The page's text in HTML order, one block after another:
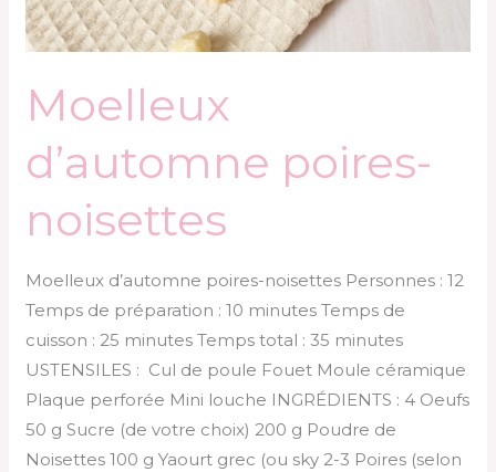
Moelleux
d’automne poires-
noisettes
Moelleux d’automne poires-noisettes Personnes : 12
Temps de préparation : 10 minutes Temps de
cuisson : 25 minutes Temps total : 35 minutes
USTENSILES : Cul de poule Fouet Moule céramique
Plaque perforée Mini louche INGRÉDIENTS : 4 Oeufs
50 g Sucre (de votre choix) 200 g Poudre de
Noisettes 100 g Yaourt grec (ou sky 2-3 Poires (selon